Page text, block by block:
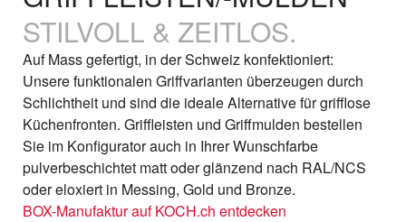
STILVOLL & ZEITLOS.
Auf Mass gefertigt, in der Schweiz konfektioniert:
Unsere funktionalen Griffvarianten überzeugen durch
Schlichtheit und sind die ideale Alternative für grifflose
Küchenfronten. Griffleisten und Griffmulden bestellen
Sie im Konfigurator auch in Ihrer Wunschfarbe
pulverbeschichtet matt oder glänzend nach RAL/NCS
oder eloxiert in Messing, Gold und Bronze.
BOX-Manufaktur auf KOCH.ch entdecken